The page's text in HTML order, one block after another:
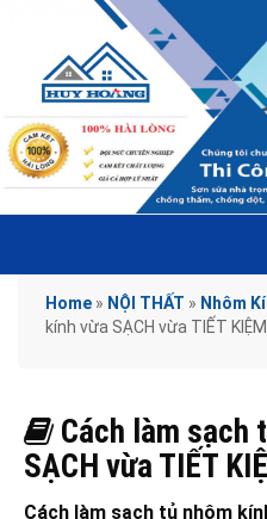
Home » NỘI THẤT » Nhôm
kính vừa SẠCH vừa TIẾT
Cách làm sạch
SẠCH vừa TIẾT
Cách làm sạch tủ nhôm